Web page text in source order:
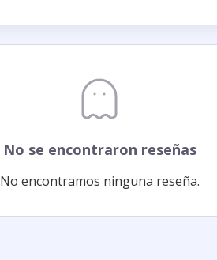
No se encontraron reseñas
No encontramos ninguna reseña.